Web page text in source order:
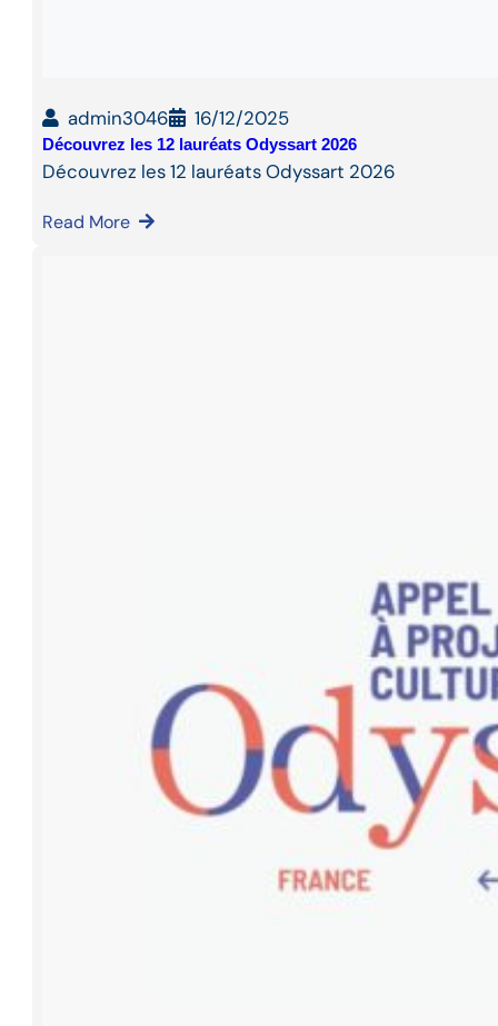
admin3046 16/12/2025
Découvrez les 12 lauréats Odyssart 2026
Découvrez les 12 lauréats Odyssart 2026
Read More